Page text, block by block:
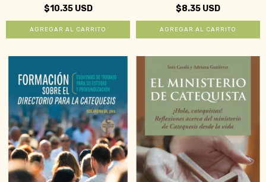
$10.35 USD $8.35 USD